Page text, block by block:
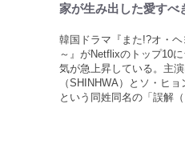
家が生み出した愛すべ
韓国ドラマ『また!?オ・
～』がNetflixのトップ10
気が急上昇している。主
（SHINHWA）とソ・ヒ
という同姓同名の「誤解